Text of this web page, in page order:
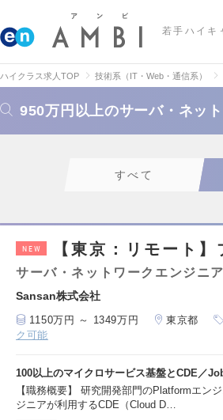
若手ハイキ
ハイクラス求人TOP 技術系（IT・Web・通信系）
950万円以上のサーバ・ネッ
すべて
NEW 【東京：リモート
サーバ・ネットワークエンジニア
Sansan株式会社
1150万円 ～ 1349万円 東京都
ク可能
100以上のマイクロサービス基盤とCDE／
【職務概要】 研究開発部門のPlatformエン
ジニアが利用するCDE（Cloud D…